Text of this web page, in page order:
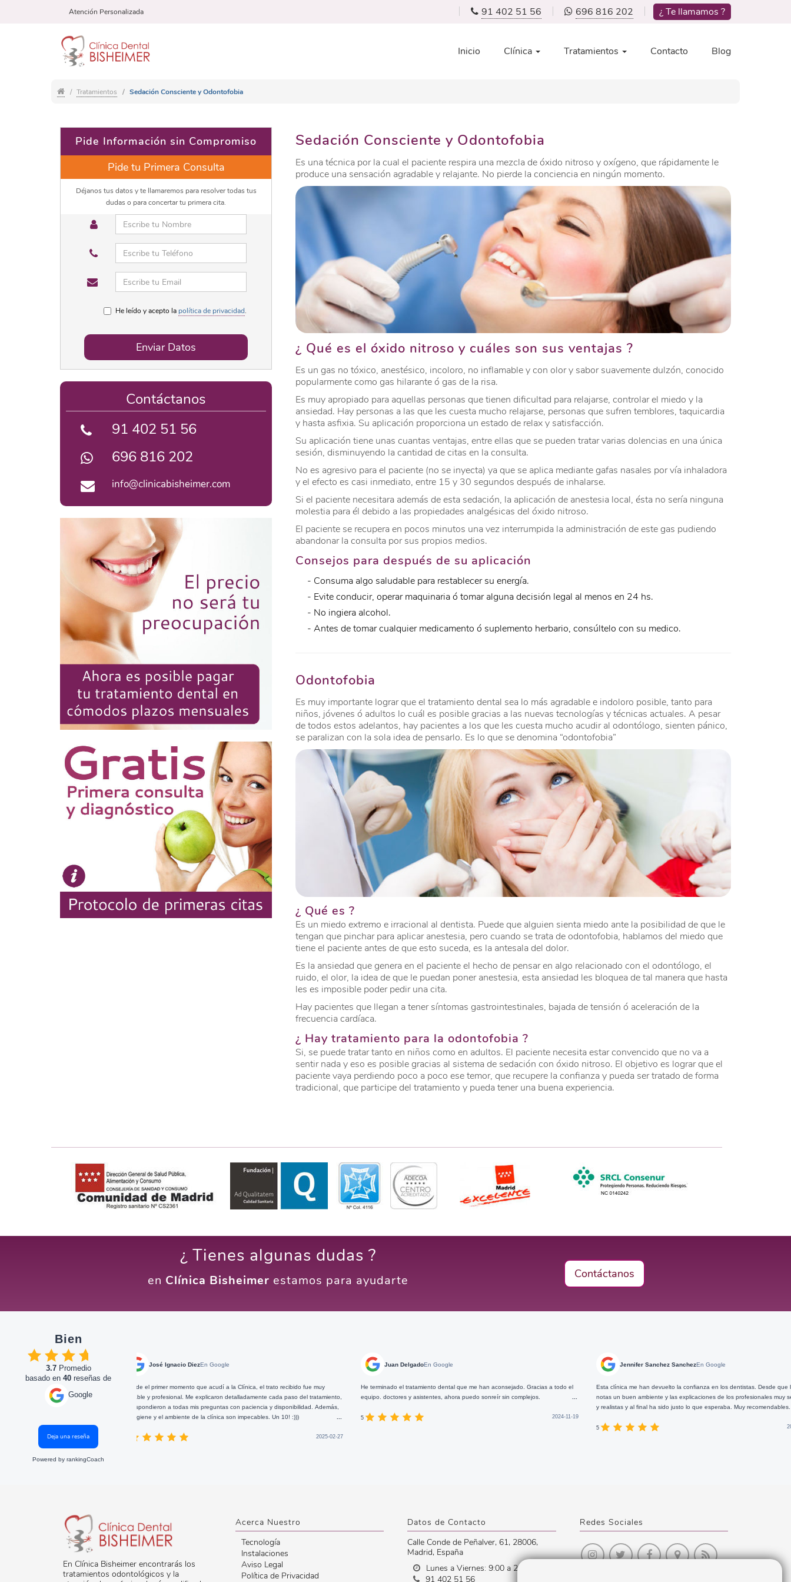
Atención Personalizada 91 402 51 56 696 816 202 ¿ Te llamamos ?
Inicio Clínica Tratamientos Contacto Blog
Tratamientos Sedación Consciente y Odontofobia
Sedación Consciente y Odontofobia
Es una técnica por la cual el paciente respira una mezcla de óxido nitroso y oxígeno, que rápidamente le
produce una sensación agradable y relajante. No pierde la conciencia en ningún momento.
¿ Qué es el óxido nitroso y cuáles son sus ventajas ?
Es un gas no tóxico, anestésico, incoloro, no inflamable y con olor y sabor suavemente dulzón, conocido
popularmente como gas hilarante ó gas de la risa.
Es muy apropiado para aquellas personas que tienen dificultad para relajarse, controlar el miedo y la
ansiedad. Hay personas a las que les cuesta mucho relajarse, personas que sufren temblores, taquicardia
y hasta asfixia. Su aplicación proporciona un estado de relax y satisfacción.
Su aplicación tiene unas cuantas ventajas, entre ellas que se pueden tratar varias dolencias en una única
sesión, disminuyendo la cantidad de citas en la consulta.
No es agresivo para el paciente (no se inyecta) ya que se aplica mediante gafas nasales por vía inhaladora
y el efecto es casi inmediato, entre 15 y 30 segundos después de inhalarse.
Si el paciente necesitara además de esta sedación, la aplicación de anestesia local, ésta no sería ninguna
molestia para él debido a las propiedades analgésicas del óxido nitroso.
El paciente se recupera en pocos minutos una vez interrumpida la administración de este gas pudiendo
abandonar la consulta por sus propios medios.
Consejos para después de su aplicación
- Consuma algo saludable para restablecer su energía.
- Evite conducir, operar maquinaria ó tomar alguna decisión legal al menos en 24 hs.
- No ingiera alcohol.
- Antes de tomar cualquier medicamento ó suplemento herbario, consúltelo con su medico.
Odontofobia
Es muy importante lograr que el tratamiento dental sea lo más agradable e indoloro posible, tanto para
niños, jóvenes ó adultos lo cuál es posible gracias a las nuevas tecnologías y técnicas actuales. A pesar
de todos estos adelantos, hay pacientes a los que les cuesta mucho acudir al odontólogo, sienten pánico,
se paralizan con la sola idea de pensarlo. Es lo que se denomina “odontofobia”
¿ Qué es ?
Es un miedo extremo e irracional al dentista. Puede que alguien sienta miedo ante la posibilidad de que le
tengan que pinchar para aplicar anestesia, pero cuando se trata de odontofobia, hablamos del miedo que
tiene el paciente antes de que esto suceda, es la antesala del dolor.
Es la ansiedad que genera en el paciente el hecho de pensar en algo relacionado con el odontólogo, el
ruido, el olor, la idea de que le puedan poner anestesia, esta ansiedad les bloquea de tal manera que hasta
les es imposible poder pedir una cita.
Hay pacientes que llegan a tener síntomas gastrointestinales, bajada de tensión ó aceleración de la
frecuencia cardíaca.
¿ Hay tratamiento para la odontofobia ?
Si, se puede tratar tanto en niños como en adultos. El paciente necesita estar convencido que no va a
sentir nada y eso es posible gracias al sistema de sedación con óxido nitroso. El objetivo es lograr que el
paciente vaya perdiendo poco a poco ese temor, que recupere la confianza y pueda ser tratado de forma
tradicional, que participe del tratamiento y pueda tener una buena experiencia.
Pide Información sin Compromiso
Pide tu Primera Consulta
Déjanos tus datos y te llamaremos para resolver todas tus
dudas o para concertar tu primera cita.
He leído y acepto la política de privacidad.
Enviar Datos
Contáctanos
91 402 51 56
696 816 202
info@clinicabisheimer.com
¿ Tienes algunas dudas ?
en Clínica Bisheimer estamos para ayudarte Contáctanos
Bien
3.7Promedio
basado en 40 reseñas de
Google
Deja una reseña
Powered by rankingCoach
José Ignacio Diez En Google
Desde el primer momento que acudí a la Clínica, el trato recibido fue muy
amable y profesional. Me explicaron detalladamente cada paso del tratamiento,
y respondieron a todas mis preguntas con paciencia y disponibilidad. Además,
la higiene y el ambiente de la clínica son impecables. Un 10! :)))
...
He terminado el tratamiento dental que me han aconsejado. Gracias a todo el
equipo. doctores y asistentes, ahora puedo sonreír sin complejos.
...
5
Jennifer Sanchez Sanchez En Google
Esta clínica me han devuelto la confianza en los dentistas. Desde que llegas
notas un buen ambiente y las explicaciones de los profesionales muy sensatas
y realistas y al final ha sido justo lo que esperaba. Muy recomendables.
...
Buenos
5
En Clínica Bisheimer encontrarás los
tratamientos odontológicos y la
Acerca Nuestro
Tecnología
Instalaciones
Aviso Legal
Política de Privacidad
Datos de Contacto
Calle Conde de Peñalver, 61, 28006,
Madrid, España
Lunes a Viernes: 9:00 a 20:30
91 402 51 56
Redes Sociales